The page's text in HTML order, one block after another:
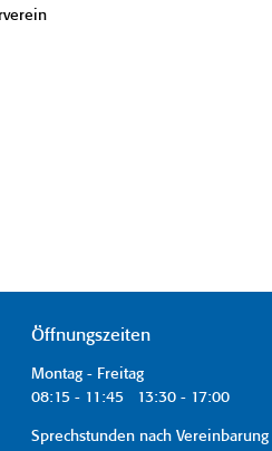
Öffnungszeiten
Montag - Freitag
08:15 - 11:45 13:30 - 17:00
Sprechstunden nach Vereinbarung